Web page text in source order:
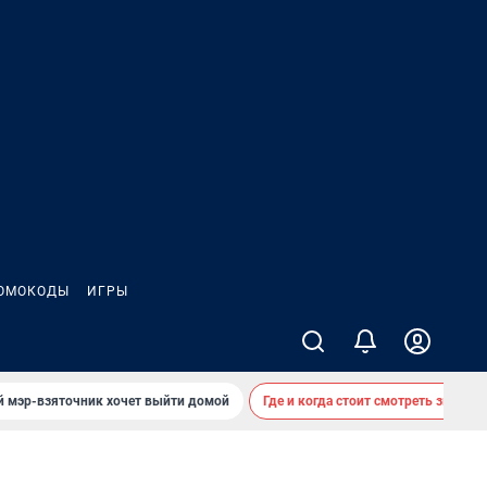
ИГРЫ
мэр-взяточник хочет выйти домой Где и когда стоит смотреть